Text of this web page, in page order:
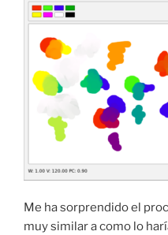
Me ha sorprendido el
muy similar a como lo